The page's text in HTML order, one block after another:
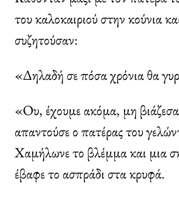
του καλοκαιριού στην κούνια
συζητούσαν:
«Δηλαδή σε πόσα χρόνια θα
«Ου, έχουμε ακόμα, μη
απαντούσε ο πατέρας του
Χαμήλωνε το βλέμμα και μια
έβαφε το ασπράδι στα κρυφά.